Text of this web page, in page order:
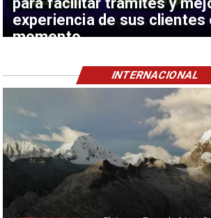
experiencia de sus clientes
momento
INTERNACIONAL